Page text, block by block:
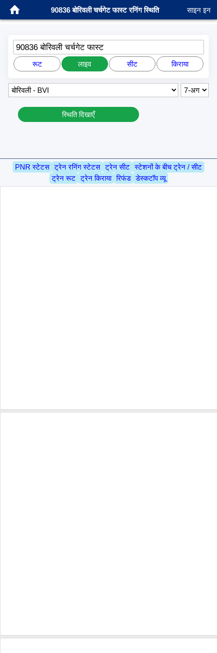
90836 बोरिवली चर्चगेट फास्ट रनिंग स्थिति साइन इन
90836 बोरिवली चर्चगेट फास्ट
रूट लाइव सीट किराया
स्थिति दिखाएँ
PNR स्टेटस ट्रेन रनिंग स्टेटस ट्रेन सीट स्टेशनों के बीच ट्रेन / सीट
ट्रेन रूट ट्रेन किराया रिफंड डेस्कटॉप व्यू